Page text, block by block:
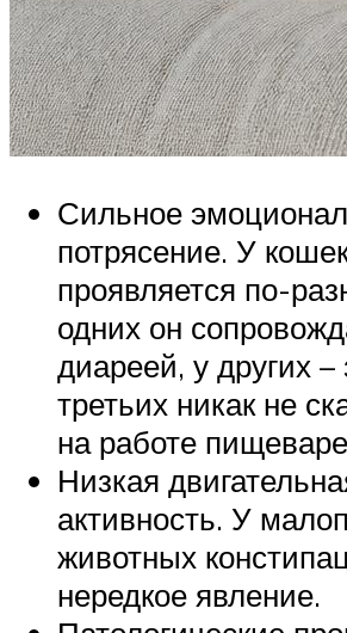
Сильное
потрясение. У
проявляется по-
одних он
диареей, у других
третьих никак не
на работе
Низкая
активность. У
животных
нередкое явление.